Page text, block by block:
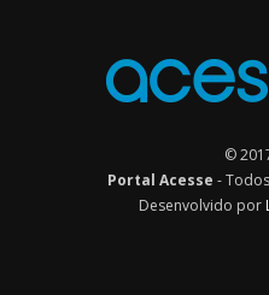
©
Portal Acesse -
Desenvolvido por